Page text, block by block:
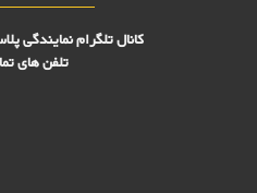
کانال تلگرام نمایندگی
تلفن های